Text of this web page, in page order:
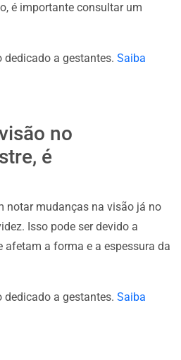
é importante consultar um
a gestantes. Saiba
no
é
notar mudanças na visão já no
Isso pode ser devido a
afetam a forma e a espessura da
a gestantes. Saiba